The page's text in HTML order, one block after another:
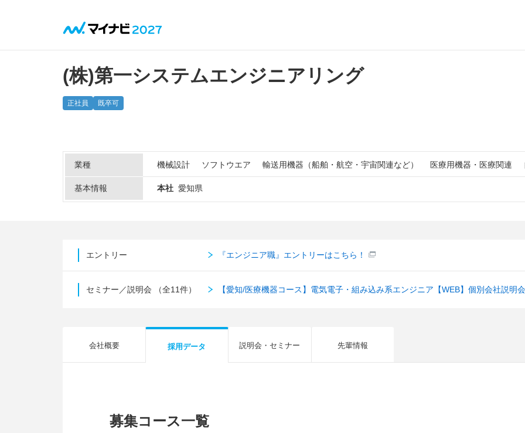
(株)第一システムエンジニアリング
正社員 既卒可
業種 機械設計 ソフトウエア 輸送用機器（船舶・航空・宇宙関連など） 医療用機器・医療関連
基本情報 本社 愛知県
エントリー 『エンジニア職』エントリーはこちら！
セミナー／説明会 （全11件） 【愛知/医療機器コース】電気電子・組み込み系エンジニア【WEB】個別会社説明会
会社概要 採用データ 説明会・セミナー 先輩情報
募集コース一覧